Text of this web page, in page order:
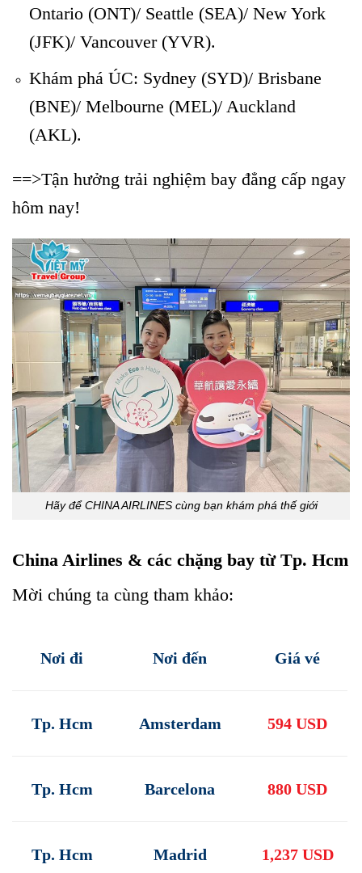
Ontario (ONT)/ Seattle (SEA)/ New York
(JFK)/ Vancouver (YVR).
Khám phá ÚC: Sydney (SYD)/ Brisbane
(BNE)/ Melbourne (MEL)/ Auckland
(AKL).
==>Tận hưởng trải nghiệm bay đẳng cấp ngay
hôm nay!
Hãy để CHINA AIRLINES cùng bạn khám phá thế giới
China Airlines & các chặng bay từ Tp. Hcm
Mời chúng ta cùng tham khảo:
Nơi đi Nơi đến Giá vé
Tp. Hcm Amsterdam 594 USD
Tp. Hcm Barcelona 880 USD
Tp. Hcm Madrid 1,237 USD